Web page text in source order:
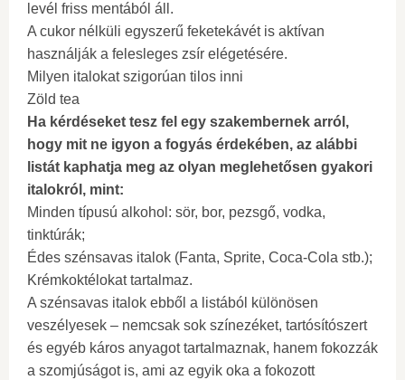
levél friss mentából áll.
A cukor nélküli egyszerű feketekávét is aktívan
használják a felesleges zsír elégetésére.
Milyen italokat szigorúan tilos inni
Zöld tea
Ha kérdéseket tesz fel egy szakembernek arról,
hogy mit ne igyon a fogyás érdekében, az alábbi
listát kaphatja meg az olyan meglehetősen gyakori
italokról, mint:
Minden típusú alkohol: sör, bor, pezsgő, vodka,
tinktúrák;
Édes szénsavas italok (Fanta, Sprite, Coca-Cola stb.);
Krémkoktélokat tartalmaz.
A szénsavas italok ebből a listából különösen
veszélyesek – nemcsak sok színezéket, tartósítószert
és egyéb káros anyagot tartalmaznak, hanem fokozzák
a szomjúságot is, ami az egyik oka a fokozott